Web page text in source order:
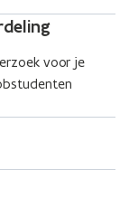
voor je